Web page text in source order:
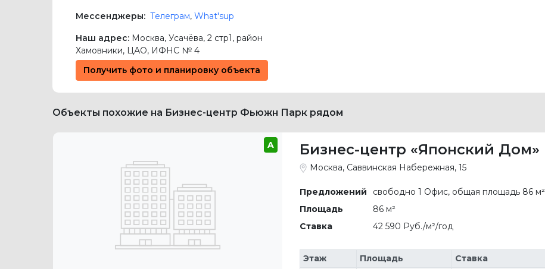
Мессенджеры: Телеграм, What'sup
Наш адрес: Москва, Усачёва, 2 стр1, район
Хамовники, ЦАО, ИФНС № 4
Получить фото и планировку объекта
Объекты похожие на Бизнес-центр Фьюжн Парк рядом
A Бизнес-центр «Японский Дом»
Москва, Саввинская Набережная, 15
Предложений
свободно 1 Офис, общая площадь 86 м²
Площадь
86 м²
Ставка
42 590 Руб./м²/год
Этаж Площадь Ставка